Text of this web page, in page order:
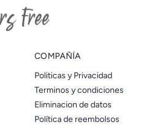
COMPAÑÍA
Politicas y Privacidad
Terminos y condiciones
Eliminacion de datos
Política de reembolsos